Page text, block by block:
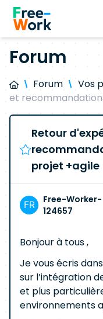
Forum
Forum Vos
et
Retour
projet +agile
Free-Worker-
124657
Bonjour à tous ,
Je vous écris
sur l’intégration
et plus
environnements